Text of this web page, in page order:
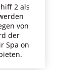
2 als
von
der
Spa on